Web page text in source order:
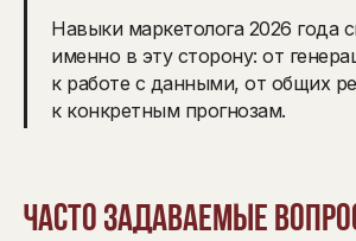
Навыки маркетолога 2026 года
именно в эту сторону: от
к работе с данными, от общих
к конкретным прогнозам.
Часто задаваемые